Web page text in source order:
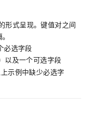
形式呈现。键值对之间
必选字段
以及一个可选字段
示例中缺少必选字